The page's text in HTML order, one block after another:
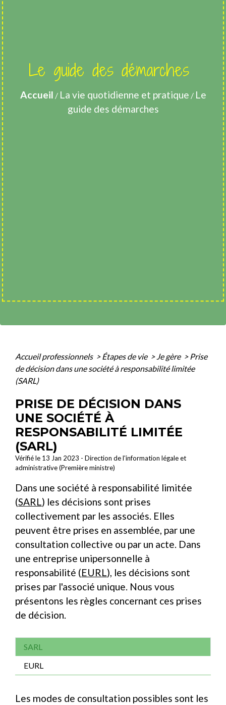
Le guide des démarches
Accueil / La vie quotidienne et pratique / Le
guide des démarches
Accueil professionnels > Étapes de vie > Je gère > Prise
de décision dans une société à responsabilité limitée
(SARL)
PRISE DE DÉCISION DANS
UNE SOCIÉTÉ À
RESPONSABILITÉ LIMITÉE
(SARL)
Vérifié le 13 Jan 2023 - Direction de l'information légale et
administrative (Première ministre)
Dans une société à responsabilité limitée
(SARL ) les décisions sont prises
collectivement par les associés. Elles
peuvent être prises en assemblée, par une
consultation collective ou par un acte. Dans
une entreprise unipersonnelle à
responsabilité (EURL ), les décisions sont
prises par l'associé unique. Nous vous
présentons les règles concernant ces prises
de décision.
SARL
EURL
Les modes de consultation possibles sont les